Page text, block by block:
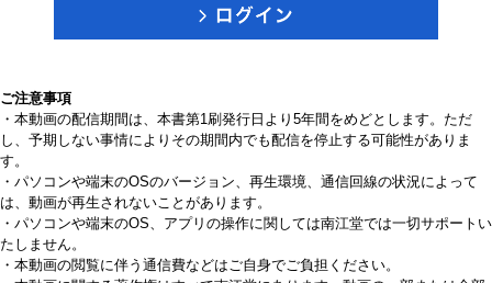
ご注意事項
・本動画の配信期間は、本書第1刷発行日より5年間をめどとします。ただ
し、予期しない事情によりその期間内でも配信を停止する可能性がありま
す。
・パソコンや端末のOSのバージョン、再生環境、通信回線の状況によって
は、動画が再生されないことがあります。
・パソコンや端末のOS、アプリの操作に関しては南江堂では一切サポートい
たしません。
・本動画の閲覧に伴う通信費などはご自身でご負担ください。